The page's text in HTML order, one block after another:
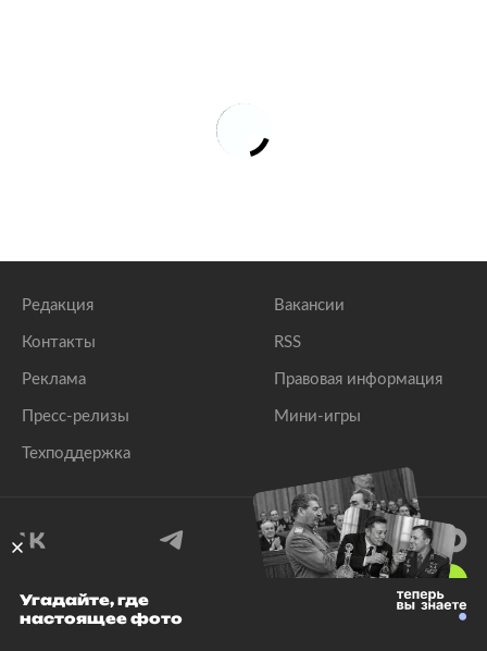
Редакция
Контакты
Реклама
Пресс-релизы
Техподдержка
Вакансии
RSS
Правовая информация
Мини-игры
© 1999–2026 Все права защищены.
Угадайте, где
настоящее фото